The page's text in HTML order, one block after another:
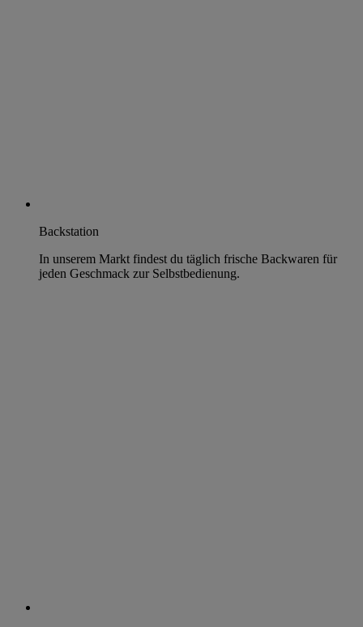
Backstation
In unserem Markt findest du täglich frische Backwaren für
jeden Geschmack zur Selbstbedienung.